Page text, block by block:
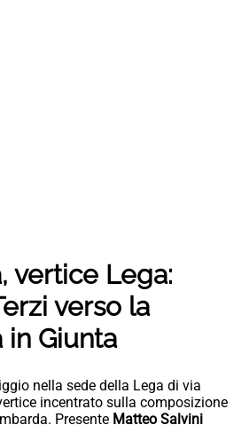
vertice Lega:
verso la
Giunta
nella sede della Lega di via
incentrato sulla composizione
Presente Matteo Salvini